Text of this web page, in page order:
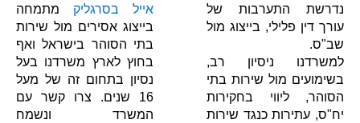
נדרשת התערבות של
עורך דין פלילי, בייצוג מול
שב"ס.
למשרדנו ניסיון רב,
בשימועים מול שירות בתי
הסוהר, ליווי בחקירות
יח"ס, עתירות כנגד שירות
אייל בסרגליק מתמחה
בייצוג אסירים מול שירות
בתי הסוהר בישראל ואף
בחוץ לארץ משרדנו בעל
נסיון בתחום זה של מעל
16 שנים. צרו קשר עם
המשרד ונשמח